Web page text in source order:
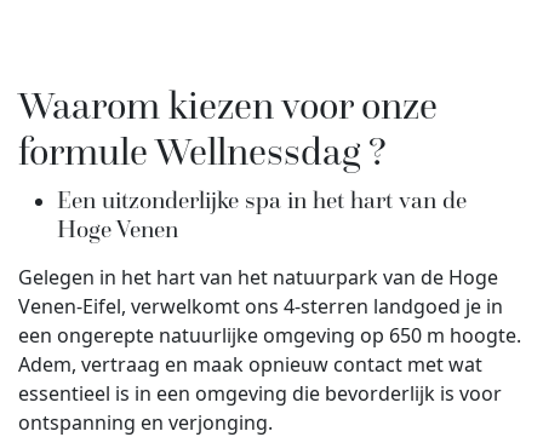
Waarom kiezen voor onze
formuleWellnessdag ?
Een uitzonderlijke spa in het hart van de
Hoge Venen
Gelegen in het hart van het natuurpark van de Hoge
Venen-Eifel, verwelkomt ons 4-sterren landgoed je in
een ongerepte natuurlijke omgeving op 650 m hoogte.
Adem, vertraag en maak opnieuw contact met wat
essentieel is in een omgeving die bevorderlijk is voor
ontspanning en verjonging.